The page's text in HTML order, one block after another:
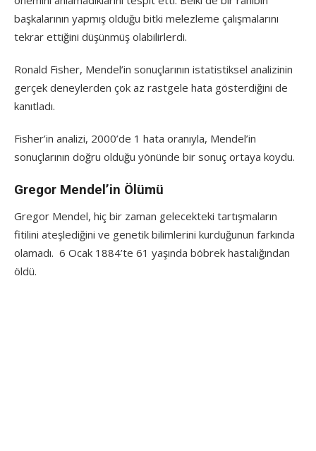
başkalarının yapmış olduğu bitki melezleme çalışmalarını
tekrar ettiğini düşünmüş olabilirlerdi.
Ronald Fisher, Mendel’in sonuçlarının istatistiksel analizinin
gerçek deneylerden çok az rastgele hata gösterdiğini de
kanıtladı.
Fisher’in analizi, 2000’de 1 hata oranıyla, Mendel’in
sonuçlarının doğru olduğu yönünde bir sonuç ortaya koydu.
Gregor Mendel’in Ölümü
Gregor Mendel, hiç bir zaman gelecekteki tartışmaların
fitilini ateşlediğini ve genetik bilimlerini kurduğunun farkında
olamadı. 6 Ocak 1884’te 61 yaşında böbrek hastalığından
öldü.